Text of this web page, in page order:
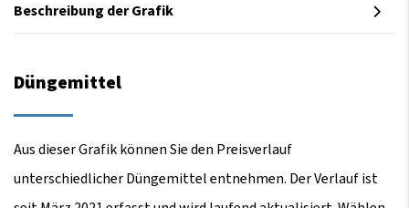
Beschreibung der Grafik
Düngemittel
Aus dieser Grafik können Sie den Preisverlauf
unterschiedlicher Düngemittel entnehmen. Der Verlauf ist